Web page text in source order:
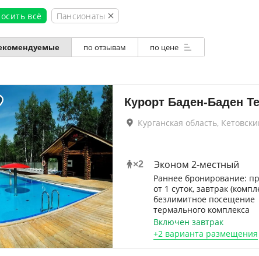
всё Пансионаты
по отзывам по цене
Курорт Баден-Баден
Курганская область,
×2 Эконом 2-местный
Раннее бронирование:
от 1 суток, завтрак
безлимитное посещение
термального комплекса
Включен завтрак
+2 варианта размещения